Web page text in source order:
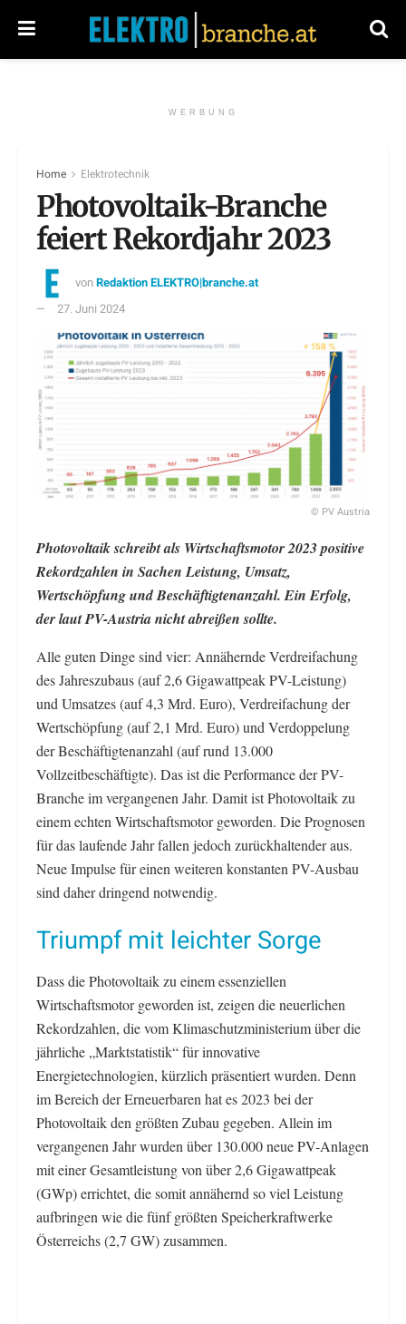
WERBUNG
Home Elektrotechnik
Photovoltaik-Branche
feiert Rekordjahr 2023
vonRedaktion ELEKTRO|branche.at
27. Juni 2024
© PV Austria
Photovoltaik schreibt als Wirtschaftsmotor 2023 positive
Rekordzahlen in Sachen Leistung, Umsatz,
Wertschöpfung und Beschäftigtenanzahl. Ein Erfolg,
der laut PV-Austria nicht abreißen sollte.
Alle guten Dinge sind vier: Annähernde Verdreifachung
des Jahreszubaus (auf 2,6 Gigawattpeak PV-Leistung)
und Umsatzes (auf 4,3 Mrd. Euro), Verdreifachung der
Wertschöpfung (auf 2,1 Mrd. Euro) und Verdoppelung
der Beschäftigtenanzahl (auf rund 13.000
Vollzeitbeschäftigte). Das ist die Performance der PV-
Branche im vergangenen Jahr. Damit ist Photovoltaik zu
einem echten Wirtschaftsmotor geworden. Die Prognosen
für das laufende Jahr fallen jedoch zurückhaltender aus.
Neue Impulse für einen weiteren konstanten PV-Ausbau
sind daher dringend notwendig.
Triumpf mit leichter Sorge
Dass die Photovoltaik zu einem essenziellen
Wirtschaftsmotor geworden ist, zeigen die neuerlichen
Rekordzahlen, die vom Klimaschutzministerium über die
jährliche „Marktstatistik“ für innovative
Energietechnologien, kürzlich präsentiert wurden. Denn
im Bereich der Erneuerbaren hat es 2023 bei der
Photovoltaik den größten Zubau gegeben. Allein im
vergangenen Jahr wurden über 130.000 neue PV-Anlagen
mit einer Gesamtleistung von über 2,6 Gigawattpeak
(GWp) errichtet, die somit annähernd so viel Leistung
aufbringen wie die fünf größten Speicherkraftwerke
Österreichs (2,7 GW) zusammen.